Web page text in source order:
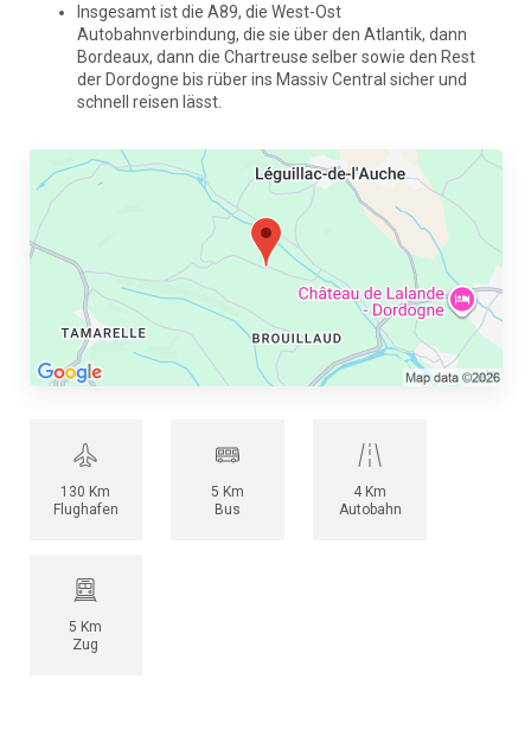
Insgesamt ist die A89, die West-Ost
Autobahnverbindung, die sie über den Atlantik, dann
Bordeaux, dann die Chartreuse selber sowie den Rest
der Dordogne bis rüber ins Massiv Central sicher und
schnell reisen lässt.
130 Km
Flughafen
5 Km
Bus
4 Km
Autobahn
5 Km
Zug